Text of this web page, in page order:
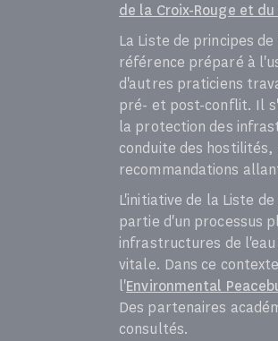
de la Croix-Rouge et
La Liste de principes
référence préparé à
d'autres praticiens
pré- et post-conflit. Il
la protection des
conduite des
recommandations
L'initiative de la Liste
partie d'un processus
infrastructures de
vitale. Dans ce
l'Environmental
Des partenaires
consultés.